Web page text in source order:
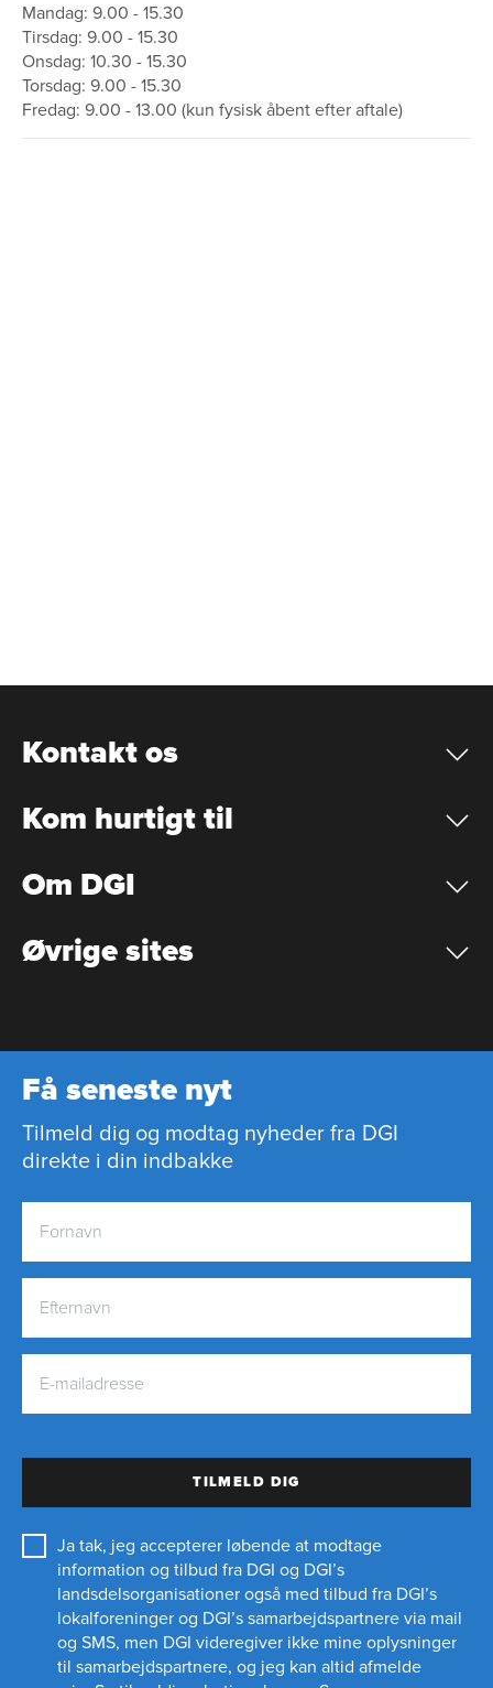
Mandag: 9.00 - 15.30
Tirsdag: 9.00 - 15.30
Onsdag: 10.30 - 15.30
Torsdag: 9.00 - 15.30
Fredag: 9.00 - 13.00 (kun fysisk åbent efter aftale)
Kontakt os
Kom hurtigt til
Om DGI
Øvrige sites
Få seneste nyt
Tilmeld dig og modtag nyheder fra DGI
direkte i din indbakke
TILMELD DIG
Ja tak, jeg accepterer løbende at modtage
information og tilbud fra DGI og DGI’s
landsdelsorganisationer også med tilbud fra DGI’s
lokalforeninger og DGI’s samarbejdspartnere via mail
og SMS, men DGI videregiver ikke mine oplysninger
til samarbejdspartnere, og jeg kan altid afmelde